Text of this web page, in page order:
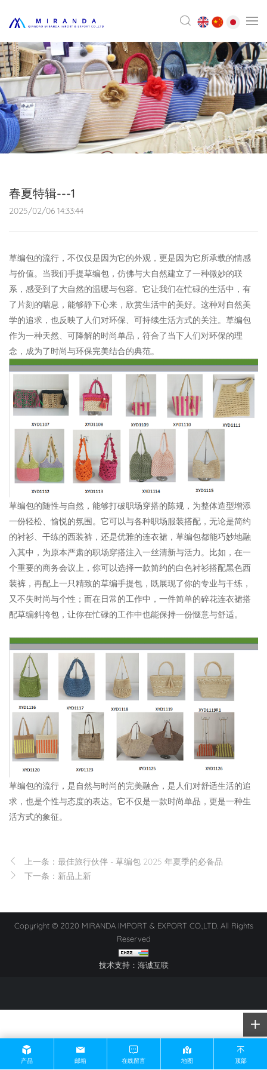
春夏特辑---1
2025/02/06 14:33:44
草编包的流行，不仅仅是因为它的外观，更是因为它所承载的情感
与价值。当我们手提草编包，仿佛与大自然建立了一种微妙的联
系，感受到了大自然的温暖与包容。它让我们在忙碌的生活中，有
了片刻的喘息，能够静下心来，欣赏生活中的美好。这种对自然美
学的追求，也反映了人们对环保、可持续生活方式的关注。草编包
作为一种天然、可降解的时尚单品，符合了当下人们对环保的理
念，成为了时尚与环保完美结合的典范。
草编包的随性与自然，能够打破职场穿搭的陈规，为整体造型增添
一份轻松、愉悦的氛围。它可以与各种职场服装搭配，无论是简约
的衬衫、干练的西装裤，还是优雅的连衣裙，草编包都能巧妙地融
入其中，为原本严肃的职场穿搭注入一丝清新与活力。比如，在一
个重要的商务会议上，你可以选择一款简约的白色衬衫搭配黑色西
装裤，再配上一只精致的草编手提包，既展现了你的专业与干练，
又不失时尚与个性；而在日常的工作中，一件简单的碎花连衣裙搭
配草编斜挎包，让你在忙碌的工作中也能保持一份惬意与舒适。
草编包的流行，是自然与时尚的完美融合，是人们对舒适生活的追
求，也是个性与态度的表达。它不仅是一款时尚单品，更是一种生
活方式的象征。
上一条：最佳旅行伙伴 - 草编包 2025 年夏季的必备品
下一条：新品上新
Copyright © 2020 MIRANDA IMPORT & EXPORT CO.,LTD. All Rights
Reserved
技术支持：海诚互联
产品 邮箱 在线留言 地图 顶部